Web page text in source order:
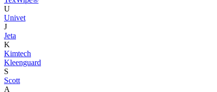
U
Univet
J
Jeta
K
Kimtech
Kleenguard
S
Scott
A